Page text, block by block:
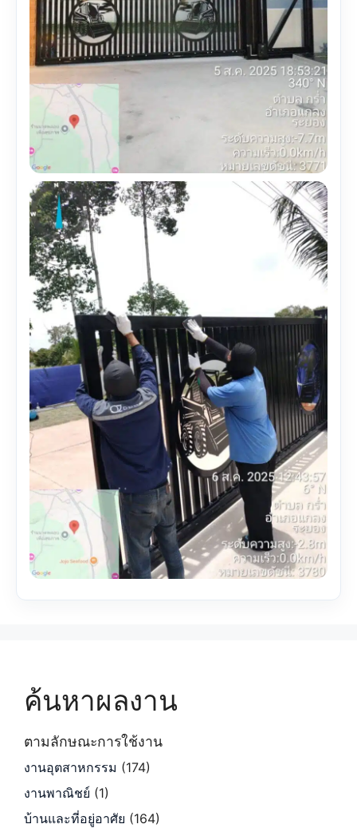
ค้นหาผลงาน
ตามลักษณะการใช้งาน
งานอุตสาหกรรม (174)
งานพาณิชย์ (1)
บ้านและที่อยู่อาศัย (164)